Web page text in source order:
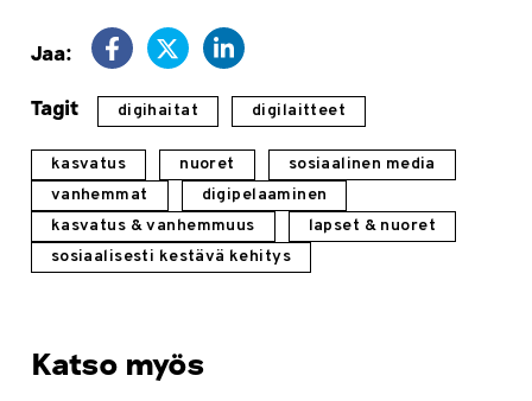
Jaa:
Tagit digihaitat digilaitteet
kasvatus nuoret
sosiaalinen media
vanhemmat
digipelaaminen
kasvatus & vanhemmuus
lapset & nuoret
sosiaalisesti kestävä kehitys
Katso myös